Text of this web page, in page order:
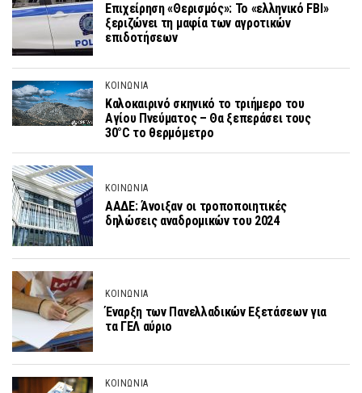
Επιχείρηση «Θερισμός»: Το «ελληνικό FBI»
ξεριζώνει τη μαφία των αγροτικών
επιδοτήσεων
ΚΟΙΝΩΝΙΑ
Καλοκαιρινό σκηνικό το τριήμερο του
Αγίου Πνεύματος – Θα ξεπεράσει τους
30°C το θερμόμετρο
ΚΟΙΝΩΝΙΑ
ΑΑΔΕ: Άνοιξαν οι τροποποιητικές
δηλώσεις αναδρομικών του 2024
ΚΟΙΝΩΝΙΑ
Έναρξη των Πανελλαδικών Εξετάσεων για
τα ΓΕΛ αύριο
ΚΟΙΝΩΝΙΑ